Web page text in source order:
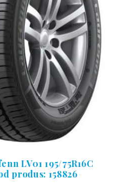
LV01 195/75R16C
produs: 158826